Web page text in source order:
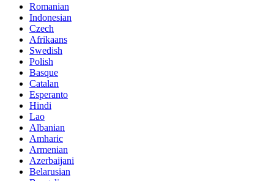
Romanian
Indonesian
Czech
Afrikaans
Swedish
Polish
Basque
Catalan
Esperanto
Hindi
Lao
Albanian
Amharic
Armenian
Azerbaijani
Belarusian